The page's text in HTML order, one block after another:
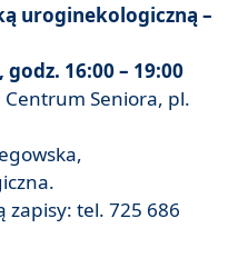
uroginekologiczną –
16:00 – 19:00
Centrum Seniora, pl.
zapisy: tel. 725 686